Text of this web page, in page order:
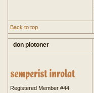
Back to top
don plotoner
Registered Member #44